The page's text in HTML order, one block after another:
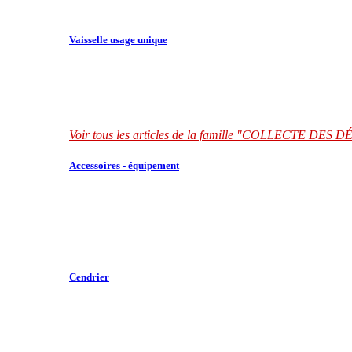
Vaisselle usage unique
Voir tous les articles de la famille "COLLECTE DES
Accessoires - équipement
Cendrier